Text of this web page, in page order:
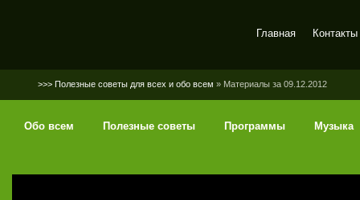
Главная Контакты
>>> Полезные советы для всех и обо всем » Материалы за 09.12.2012
Обо всем Полезные советы Программы Музыка